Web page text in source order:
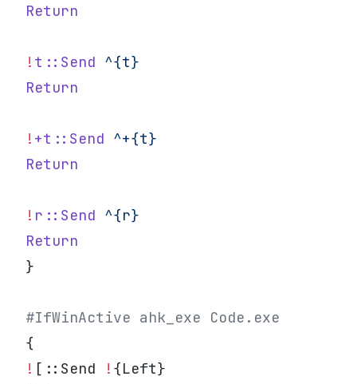
Return
! t::Send ^{t}
Return
! +t::Send ^+{t}
Return
! r::Send ^{r}
Return
}
#IfWinActive ahk_exe Code.exe
{
! [::Send ! {Left}